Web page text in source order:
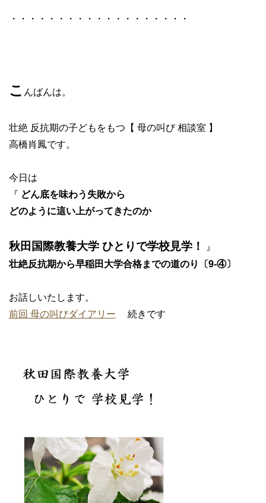
・・・・・・・・・・・・・・・・・・・
こ んばんは。
壮絶 反抗期の子どもをもつ【 母の叫び 相談室 】
高橋肖鳳です。
今日は
『 どん底を味わう失敗から
どのように這い上がってきたのか
秋田国際教養大学 ひとりで学校見学！
』
壮絶反抗期から早稲田大学合格までの道のり〔9-④〕
お話しいたします。
前回 母の叫びダイアリー 続きです